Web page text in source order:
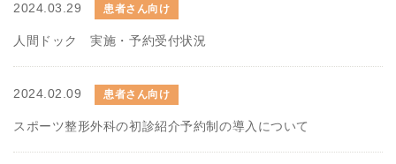
2024.03.29 患者さん向け
人間ドック 実施・予約受付状況
2024.02.09 患者さん向け
スポーツ整形外科の初診紹介予約制の導入について